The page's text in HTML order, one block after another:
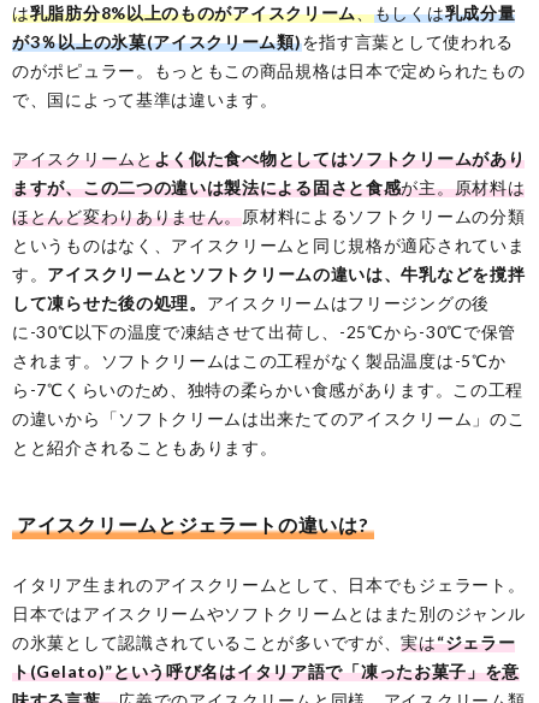
は乳脂肪分8%以上のものがアイスクリーム、もしくは乳成分量
が3％以上の氷菓(アイスクリーム類)を指す言葉として使われる
のがポピュラー。もっともこの商品規格は日本で定められたもの
で、国によって基準は違います。
アイスクリームとよく似た食べ物としてはソフトクリームがあり
ますが、この二つの違いは製法による固さと食感が主。原材料は
ほとんど変わりありません。原材料によるソフトクリームの分類
というものはなく、アイスクリームと同じ規格が適応されていま
す。 アイスクリームとソフトクリームの違いは、牛乳などを撹拌
して凍らせた後の処理。 アイスクリームはフリージングの後
に-30℃以下の温度で凍結させて出荷し、-25℃から-30℃で保管
されます。ソフトクリームはこの工程がなく製品温度は-5℃か
ら-7℃くらいのため、独特の柔らかい食感があります。この工程
の違いから「ソフトクリームは出来たてのアイスクリーム」のこ
とと紹介されることもあります。
アイスクリームとジェラートの違いは?
イタリア生まれのアイスクリームとして、日本でもジェラート。
日本ではアイスクリームやソフトクリームとはまた別のジャンル
の氷菓として認識されていることが多いですが、実は“ジェラー
ト(Gelato)”という呼び名はイタリア語で「凍ったお菓子」を意